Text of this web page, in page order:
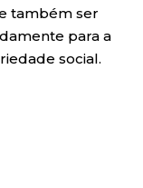
também ser
para a
social.